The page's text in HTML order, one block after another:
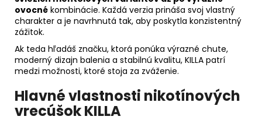
ovocné kombinácie. Každá verzia prináša svoj vlastný
charakter a je navrhnutá tak, aby poskytla konzistentný
zážitok.
Ak teda hľadáš značku, ktorá ponúka výrazné chute,
moderný dizajn balenia a stabilnú kvalitu, KILLA patrí
medzi možnosti, ktoré stoja za zváženie.
Hlavné vlastnosti nikotínových
vrecúšok KILLA